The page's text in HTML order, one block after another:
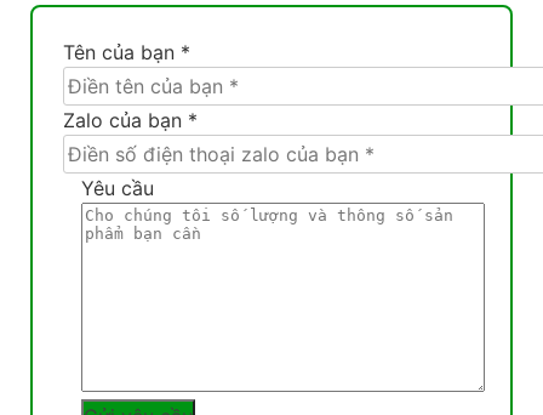
Tên của bạn *
Zalo của bạn *
Yêu cầu